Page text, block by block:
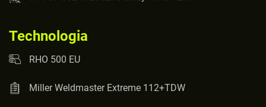
Technologia
RHO 500 EU
Miller Weldmaster Extreme 112+TDW